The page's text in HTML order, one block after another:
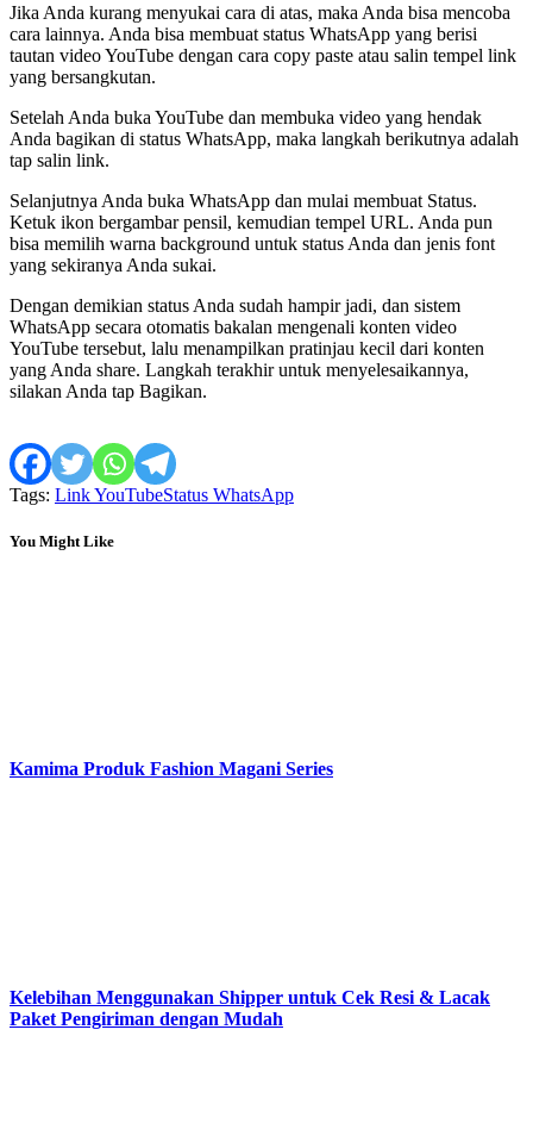
Jika Anda kurang menyukai cara di atas, maka Anda bisa mencoba
cara lainnya. Anda bisa membuat status WhatsApp yang berisi
tautan video YouTube dengan cara copy paste atau salin tempel link
yang bersangkutan.
Setelah Anda buka YouTube dan membuka video yang hendak
Anda bagikan di status WhatsApp, maka langkah berikutnya adalah
tap salin link.
Selanjutnya Anda buka WhatsApp dan mulai membuat Status.
Ketuk ikon bergambar pensil, kemudian tempel URL. Anda pun
bisa memilih warna background untuk status Anda dan jenis font
yang sekiranya Anda sukai.
Dengan demikian status Anda sudah hampir jadi, dan sistem
WhatsApp secara otomatis bakalan mengenali konten video
YouTube tersebut, lalu menampilkan pratinjau kecil dari konten
yang Anda share. Langkah terakhir untuk menyelesaikannya,
silakan Anda tap Bagikan.
Tags: Link YouTubeStatus WhatsApp
You Might Like
Kamima Produk Fashion Magani Series
Kelebihan Menggunakan Shipper untuk Cek Resi & Lacak
Paket Pengiriman dengan Mudah